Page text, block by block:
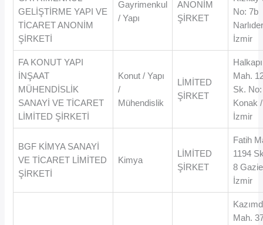
GELİŞTİRME YAPI VE
TİCARET ANONİM
ŞİRKETİ
Gayrimenkul
/ Yapı
ANONİM
ŞİRKET
No: 7b
İzmir
FA KONUT YAPI
İNŞAAT
MÜHENDİSLİK
SANAYİ VE TİCARET
LİMİTED ŞİRKETİ
Konut / Yapı
/
Mühendislik
LİMİTED
ŞİRKET
Mah.
Sk.
Konak /
İzmir
BGF KİMYA SANAYİ
VE TİCARET LİMİTED
ŞİRKETİ
Kimya
LİMİTED
ŞİRKET
Fatih
1194
8
İzmir
Mah.